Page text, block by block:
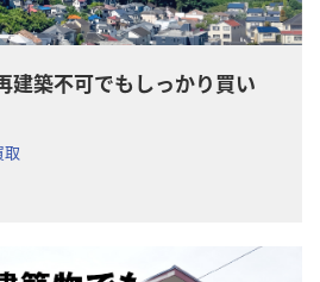
建築不可でもしっかり買い
取